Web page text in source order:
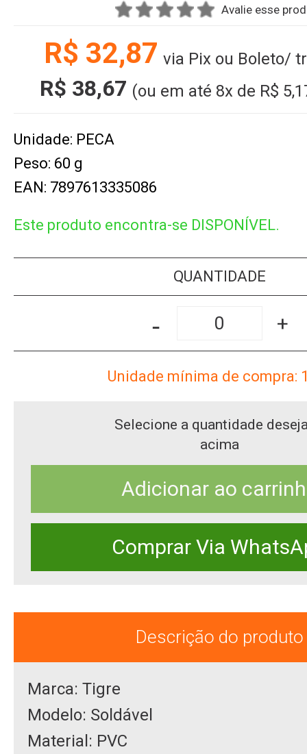
Avalie esse
R$ 32,87 via Pix ou Boleto/
R$ 38,67 (ou em até 8x de R$
Unidade: PECA
Peso: 60 g
EAN: 7897613335086
Este produto encontra-se DISPONÍVEL.
QUANTIDADE
- +
Unidade mínima de compra:
Selecione a quantidade
acima
Adicionar ao
Comprar Via
Descrição do produto
Marca: Tigre
Modelo: Soldável
Material: PVC